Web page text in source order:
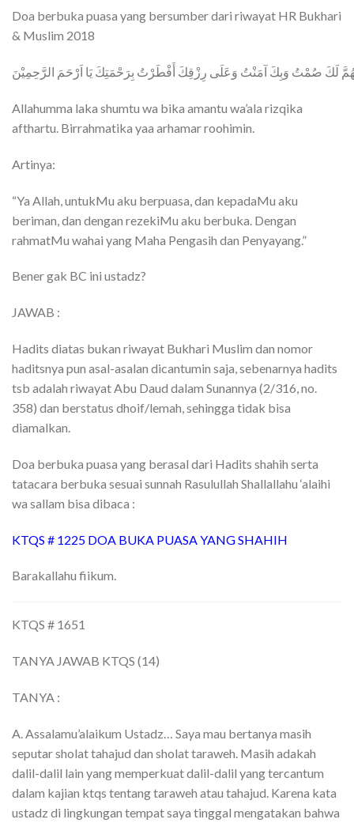
Doa berbuka puasa yang bersumber dari riwayat HR Bukhari
& Muslim 2018
لَكَ صُمْتُ وَبِكَ آمَنْتُ وَعَلَى رِزْقِكَ أَفْطَرْتُ بِرَحْمَتِكَ يَا اَرْحَمَ الرَّحِمِيْنَ
Allahumma laka shumtu wa bika amantu wa’ala rizqika
afthartu. Birrahmatika yaa arhamar roohimin.
Artinya:
“Ya Allah, untukMu aku berpuasa, dan kepadaMu aku
beriman, dan dengan rezekiMu aku berbuka. Dengan
rahmatMu wahai yang Maha Pengasih dan Penyayang.”
Bener gak BC ini ustadz?
JAWAB :
Hadits diatas bukan riwayat Bukhari Muslim dan nomor
haditsnya pun asal-asalan dicantumin saja, sebenarnya hadits
tsb adalah riwayat Abu Daud dalam Sunannya (2/316, no.
358) dan berstatus dhoif/lemah, sehingga tidak bisa
diamalkan.
Doa berbuka puasa yang berasal dari Hadits shahih serta
tatacara berbuka sesuai sunnah Rasulullah Shallallahu ‘alaihi
wa sallam bisa dibaca :
KTQS # 1225 DOA BUKA PUASA YANG SHAHIH
Barakallahu fiikum.
KTQS # 1651
TANYA JAWAB KTQS (14)
TANYA :
A. Assalamu’alaikum Ustadz… Saya mau bertanya masih
seputar sholat tahajud dan sholat taraweh. Masih adakah
dalil-dalil lain yang memperkuat dalil-dalil yang tercantum
dalam kajian ktqs tentang taraweh atau tahajud. Karena kata
ustadz di lingkungan tempat saya tinggal mengatakan bahwa